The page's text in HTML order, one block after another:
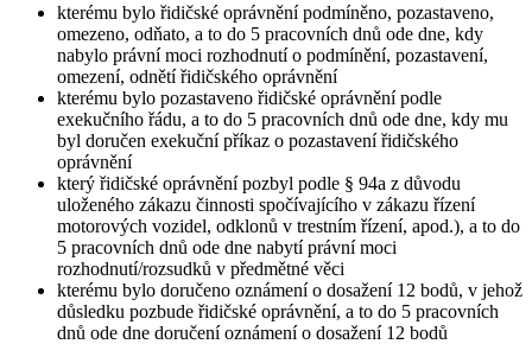
kterému bylo řidičské oprávnění podmíněno, pozastaveno,
omezeno, odňato, a to do 5 pracovních dnů ode dne, kdy
nabylo právní moci rozhodnutí o podmínění, pozastavení,
omezení, odnětí řidičského oprávnění
kterému bylo pozastaveno řidičské oprávnění podle
exekučního řádu, a to do 5 pracovních dnů ode dne, kdy mu
byl doručen exekuční příkaz o pozastavení řidičského
oprávnění
který řidičské oprávnění pozbyl podle § 94a z důvodu
uloženého zákazu činnosti spočívajícího v zákazu řízení
motorových vozidel, odklonů v trestním řízení, apod.), a to do
5 pracovních dnů ode dne nabytí právní moci
rozhodnutí/rozsudků v předmětné věci
kterému bylo doručeno oznámení o dosažení 12 bodů, v jehož
důsledku pozbude řidičské oprávnění, a to do 5 pracovních
dnů ode dne doručení oznámení o dosažení 12 bodů